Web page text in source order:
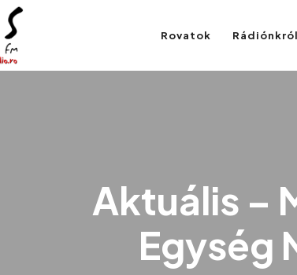
Rovatok Rádiónkról
Aktuális –
Egység